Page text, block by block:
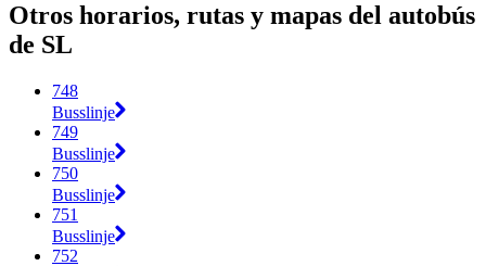
Otros horarios, rutas y mapas del autobús
de SL
748
Busslinje
749
Busslinje
750
Busslinje
751
Busslinje
752